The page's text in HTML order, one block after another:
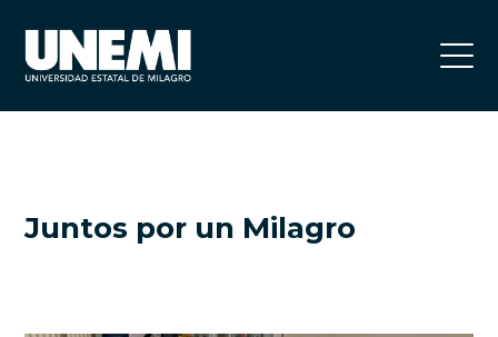
Juntos por un Milagro